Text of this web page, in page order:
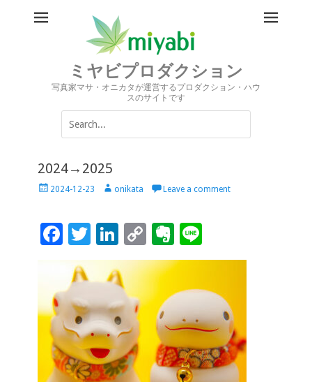
ミヤビプロダクション
写真家マサ・オニカタが運営するプロダクション・ハウ
スのサイトです
Search
for:
2024→2025
Posted2024-12-23 Authoronikata Leave a comment
F
ac
e
b
o
o
k
T
wi
tt
er
Li
n
k
e
dI
n
C
o
p
y
Li
n
k
Ev
er
ot
e
n